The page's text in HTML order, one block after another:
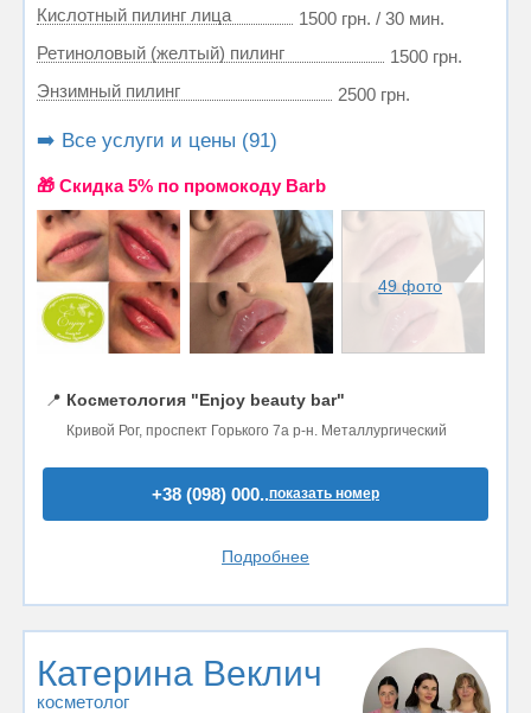
Кислотный пилинг лица
1500 грн. / 30 мин.
Ретиноловый (желтый) пилинг
1500 грн.
Энзимный пилинг
2500 грн.
➡️ Все услуги и цены (91)
🎁 Cкидка 5% по промокоду Barb
49 фото
📍 Косметология "Enjoy beauty bar"
Кривой Рог, проспект Горького 7а р-н. Металлургический
+38 (098) 000..показать номер
Подробнее
Катерина Веклич
косметолог